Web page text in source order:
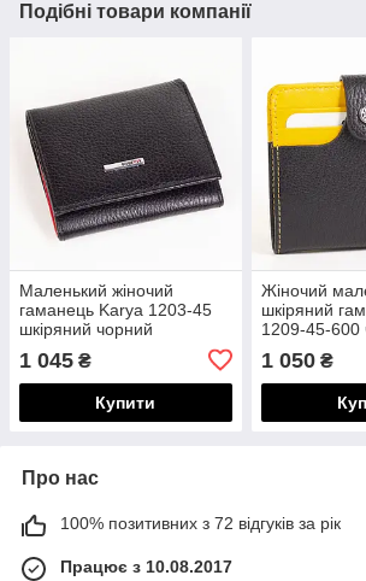
Подібні товари компанії
Маленький жіночий
гаманець Karya 1203-45
шкіряний чорний
1 045 ₴
Купити
Жіночий
шкіряний
1209-45-600
1 050₴
Про нас
100% позитивних з 72 відгуків за рік
Працює з 10.08.2017